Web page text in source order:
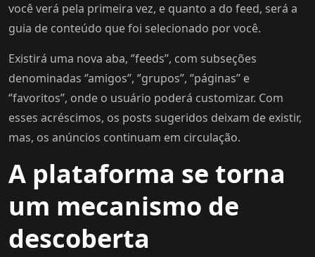
você verá pela primeira vez, e quanto a do feed, será a
guia de conteúdo que foi selecionado por você.
Existirá uma nova aba, ‘’feeds’’, com subseções
denominadas ‘’amigos’’, ‘’grupos’’, ‘’páginas’’ e
‘’favoritos’’, onde o usuário poderá customizar. Com
esses acréscimos, os posts sugeridos deixam de existir,
mas, os anúncios continuam em circulação.
A plataforma se torna
um mecanismo de
descoberta